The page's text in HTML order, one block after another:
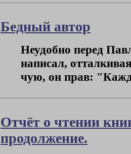
Бедный автор
Неудобно перед
написал,
чую, он прав:
Отчёт о чтении
продолжение.